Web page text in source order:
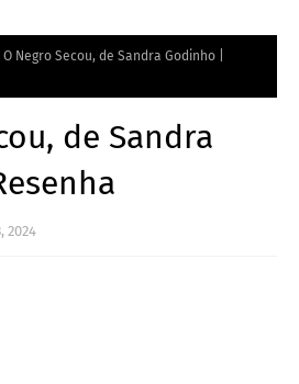
O Negro Secou, de Sandra Godinho |
de Sandra
2024